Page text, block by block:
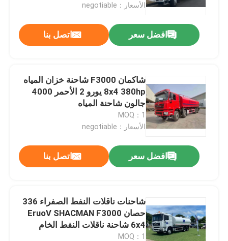
الأسعار：negotiable
افضل سعر اتصل بنا
شاكمان F3000 شاحنة خزان المياه
8x4 380hp يورو 2 الأحمر 4000
جالون شاحنة المياه
MOQ：1
الأسعار：negotiable
افضل سعر اتصل بنا
شاحنات ناقلات النفط الصفراء 336
حصان EruoV SHACMAN F3000
6x4 شاحنة ناقلات النفط الخام
MOQ：1